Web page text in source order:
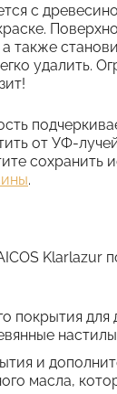
с
также
удалить.
от УФ-
сохранить
.
покрытия
и
масла,